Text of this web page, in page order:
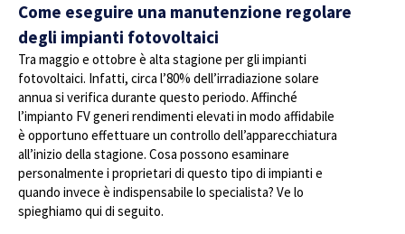
Come eseguire una manutenzione regolare
degli impianti fotovoltaici
Tra maggio e ottobre è alta stagione per gli impianti
fotovoltaici. Infatti, circa l’80% dell’irradiazione solare
annua si verifica durante questo periodo. Affinché
l’impianto FV generi rendimenti elevati in modo affidabile
è opportuno effettuare un controllo dell’apparecchiatura
all’inizio della stagione. Cosa possono esaminare
personalmente i proprietari di questo tipo di impianti e
quando invece è indispensabile lo specialista? Ve lo
spieghiamo qui di seguito.